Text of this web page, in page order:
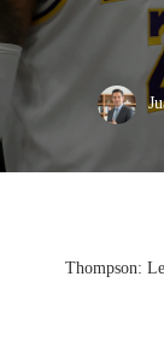
Thompson: